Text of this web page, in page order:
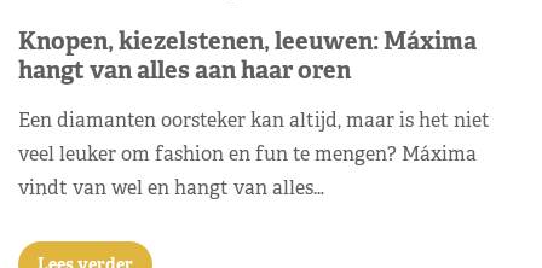
Knopen, kiezelstenen, leeuwen: Máxima
hangt van alles aan haar oren
Een diamanten oorsteker kan altijd, maar is het niet
veel leuker om fashion en fun te mengen? Máxima
vindt van wel en hangt van alles…